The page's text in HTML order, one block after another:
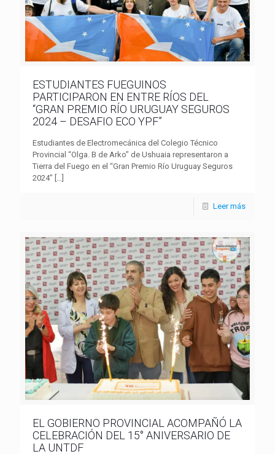
ESTUDIANTES FUEGUINOS
PARTICIPARON EN ENTRE RÍOS DEL
“GRAN PREMIO RÍO URUGUAY SEGUROS
2024 – DESAFIO ECO YPF”
Estudiantes de Electromecánica del Colegio Técnico
Provincial “Olga. B de Arko” de Ushuaia representaron a
Tierra del Fuego en el “Gran Premio Río Uruguay Seguros
2024”
Leer más
EL GOBIERNO PROVINCIAL ACOMPAÑÓ LA
CELEBRACIÓN DEL 15° ANIVERSARIO DE
LA UNTDF